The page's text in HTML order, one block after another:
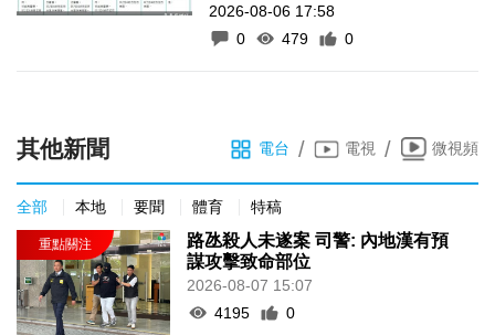
2026-08-06 17:58
0
479 0
其他新聞 電台 / 電視 / 微視頻
全部 本地 要聞 體育 特稿
路氹殺人未遂案 司警: 內地漢有預
謀攻擊致命部位
2026-08-07 15:07
4195
0